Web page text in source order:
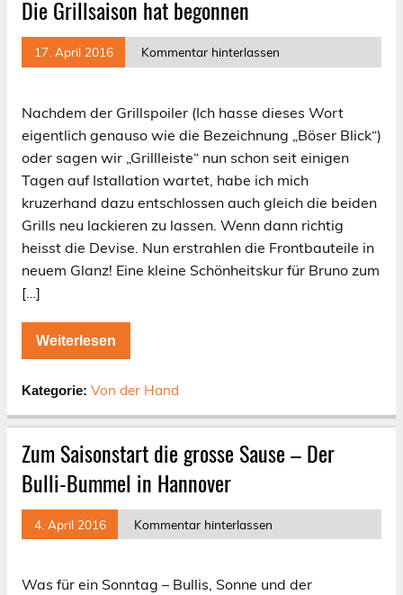
Die Grillsaison hat begonnen
17. April 2016 Kommentar hinterlassen
Nachdem der Grillspoiler (Ich hasse dieses Wort
eigentlich genauso wie die Bezeichnung „Böser Blick“)
oder sagen wir „Grillleiste“ nun schon seit einigen
Tagen auf Istallation wartet, habe ich mich
kruzerhand dazu entschlossen auch gleich die beiden
Grills neu lackieren zu lassen. Wenn dann richtig
heisst die Devise. Nun erstrahlen die Frontbauteile in
neuem Glanz! Eine kleine Schönheitskur für Bruno zum
[…]
Weiterlesen
Kategorie: Von der Hand
Zum Saisonstart die grosse Sause – Der
Bulli-Bummel in Hannover
4. April 2016 Kommentar hinterlassen
Was für ein Sonntag – Bullis, Sonne und der